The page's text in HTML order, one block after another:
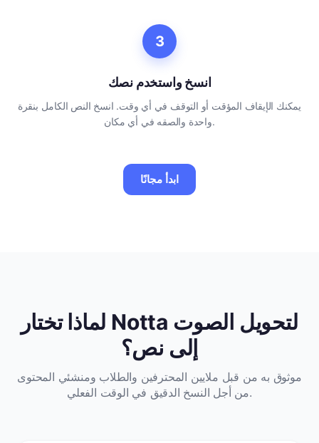
3
انسخ واستخدم نصك
يمكنك الإيقاف المؤقت أو التوقف في أي وقت. انسخ النص الكامل بنقرة
واحدة والصقه في أي مكان.
ابدأ مجانًا
لماذا تختار Notta لتحويل الصوت
إلى نص؟
موثوق به من قبل ملايين المحترفين والطلاب ومنشئي المحتوى
من أجل النسخ الدقيق في الوقت الفعلي.